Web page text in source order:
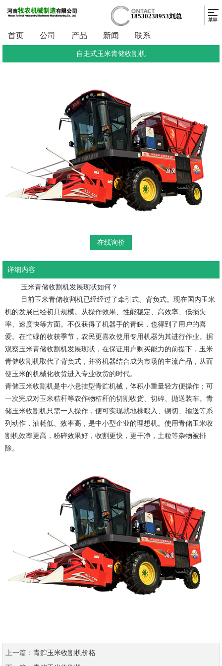
18530238953刘总
首页 公司 产品 新闻 联系
自走式玉米青储收割机
在线询价
详细内容
	玉米青储收割机发展现状
如何？
目前玉米青储收割机已经经过了牵引式、背负式。现在国内玉米
机的发展已经初具规模。从操作效果、性能稳定、高效率、低损失
率、速度快等方面。不仅获得了机器手的青睐，也得到了用户的喜
爱。在忙碌的收获季节，农民更喜欢使用专用机器为其进行作业。据
观察玉米青储收割机发展现状，在保证用户购买能力的前提下，玉米
青储收割机取代了背负式，并将机器结合成为市场的主流产品，从而
使玉米的机械化收货进入专业收货的时代。
青储玉米收割机是中小悬挂型青贮机械，体积小重量轻方便操作；可
一次完成对玉米秸秆等农作物秸秆的切割收货、切碎、抛送装车。青
储玉米收割机只需一人操作，便可实现就地株喂入、铡切、输送等系
列动作，油耗低、效率高，是中小型企业的理想机。使用青储玉米收
割机效率更高，粉碎效果好，收割更快，更干净，土粒等杂物被排
除。
上一篇： 青贮玉米收割机价格